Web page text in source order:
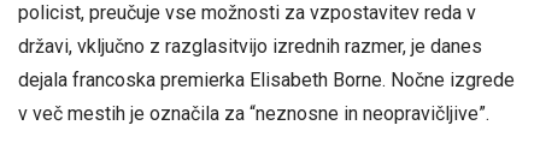
policist, preučuje vse možnosti za vzpostavitev reda v
državi, vključno z razglasitvijo izrednih razmer, je danes
dejala francoska premierka Elisabeth Borne. Nočne izgrede
v več mestih je označila za “neznosne in neopravičljive”.